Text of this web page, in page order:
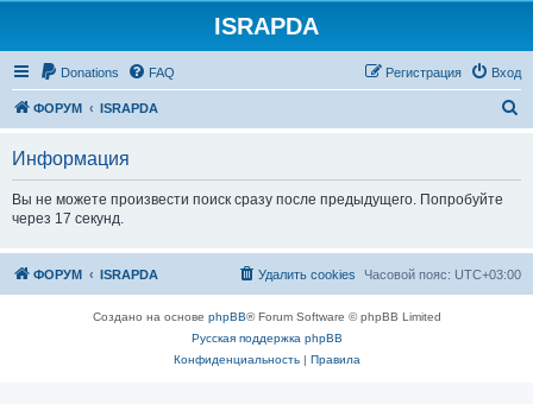
ISRAPDA
Donations FAQ Вход
Регистрация
ФОРУМ ISRAPDA
Информация
Вы не можете произвести поиск сразу после предыдущего. Попробуйте
через 17 секунд.
ФОРУМ ISRAPDA Часовой пояс: UTC+03:00
Удалить cookies
Создано на основе phpBB® Forum Software © phpBB Limited
Русская поддержка phpBB
Конфиденциальность| Правила